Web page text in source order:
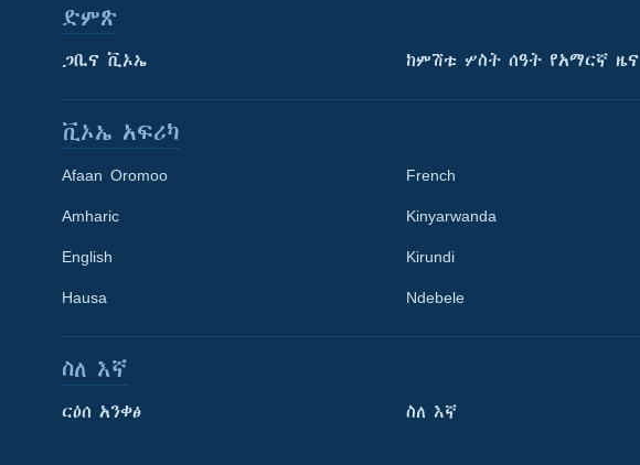
ድምጽ
ጋቢና ቪኦኤ ከምሽቱ ሦስት ሰዓት የአማርኛ ዜና
ቪኦኤ አፍሪካ
Afaan Oromoo
Amharic
English
Hausa
French
Kinyarwanda
Kirundi
Ndebele
ስለ እኛ
ርዕሰ አንቀፅ ስለ እኛ